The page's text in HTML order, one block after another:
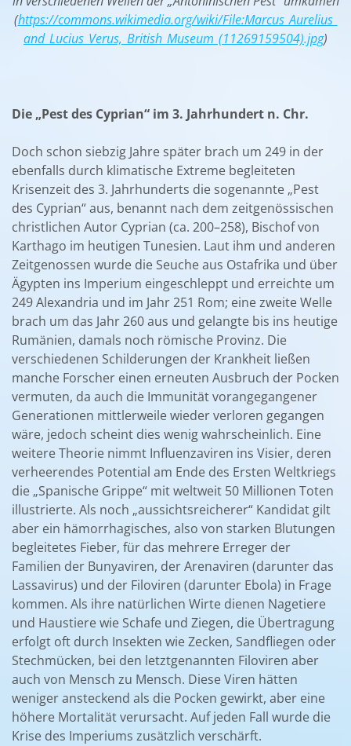
(https://commons.wikimedia.org/wiki/File:Marcus_Aurelius_
and_Lucius_Verus,_British_Museum_(11269159504).jpg)
Die „Pest des Cyprian“ im 3. Jahrhundert n. Chr.
Doch schon siebzig Jahre später brach um 249 in der
ebenfalls durch klimatische Extreme begleiteten
Krisenzeit des 3. Jahrhunderts die sogenannte „Pest
des Cyprian“ aus, benannt nach dem zeitgenössischen
christlichen Autor Cyprian (ca. 200–258), Bischof von
Karthago im heutigen Tunesien. Laut ihm und anderen
Zeitgenossen wurde die Seuche aus Ostafrika und über
Ägypten ins Imperium eingeschleppt und erreichte um
249 Alexandria und im Jahr 251 Rom; eine zweite Welle
brach um das Jahr 260 aus und gelangte bis ins heutige
Rumänien, damals noch römische Provinz. Die
verschiedenen Schilderungen der Krankheit ließen
manche Forscher einen erneuten Ausbruch der Pocken
vermuten, da auch die Immunität vorangegangener
Generationen mittlerweile wieder verloren gegangen
wäre, jedoch scheint dies wenig wahrscheinlich. Eine
weitere Theorie nimmt Influenzaviren ins Visier, deren
verheerendes Potential am Ende des Ersten Weltkriegs
die „Spanische Grippe“ mit weltweit 50 Millionen Toten
illustrierte. Als noch „aussichtsreicherer“ Kandidat gilt
aber ein hämorrhagisches, also von starken Blutungen
begleitetes Fieber, für das mehrere Erreger der
Familien der Bunyaviren, der Arenaviren (darunter das
Lassavirus) und der Filoviren (darunter Ebola) in Frage
kommen. Als ihre natürlichen Wirte dienen Nagetiere
und Haustiere wie Schafe und Ziegen, die Übertragung
erfolgt oft durch Insekten wie Zecken, Sandfliegen oder
Stechmücken, bei den letztgenannten Filoviren aber
auch von Mensch zu Mensch. Diese Viren hätten
weniger ansteckend als die Pocken gewirkt, aber eine
höhere Mortalität verursacht. Auf jeden Fall wurde die
Krise des Imperiums zusätzlich verschärft.